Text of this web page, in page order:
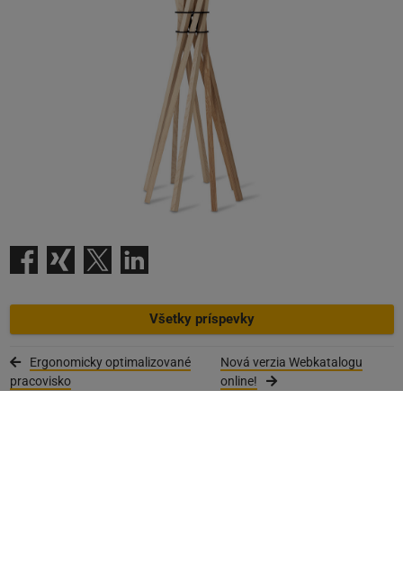
Všetky príspevky
Ergonomicky optimalizované
pracovisko
Nová verzia Webkatalogu
online!